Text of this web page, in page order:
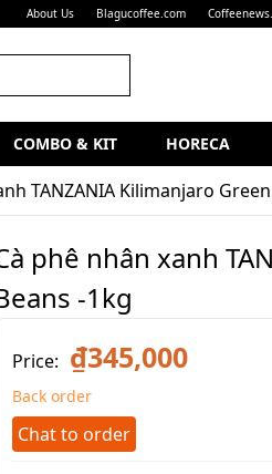
About Us Blagucoffee.com
COMBO & KIT HORECA
TANZANIA Kilimanjaro
phê nhân xanh
-1kg
Price: ₫345,000
Back order
Chat to order